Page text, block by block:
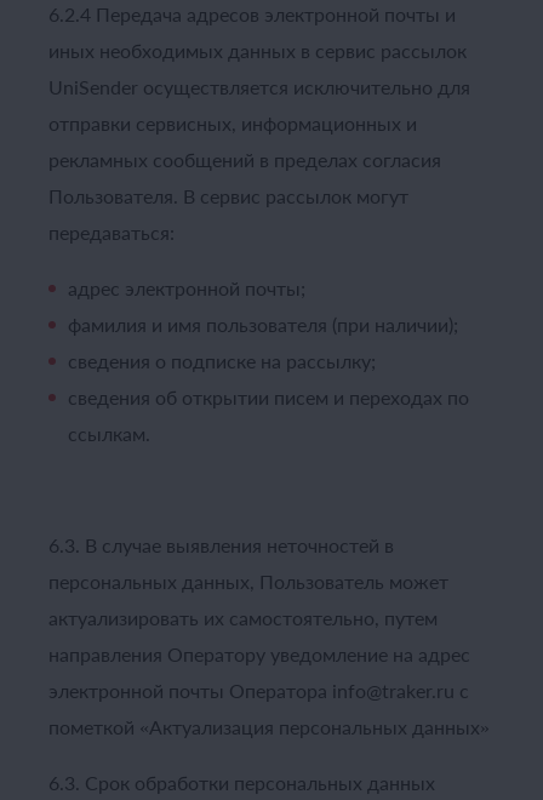
6.2.4 Передача адресов электронной почты и
иных необходимых данных в сервис рассылок
UniSender осуществляется исключительно для
отправки сервисных, информационных и
рекламных сообщений в пределах согласия
Пользователя. В сервис рассылок могут
передаваться:
адрес электронной почты;
фамилия и имя пользователя (при наличии);
сведения о подписке на рассылку;
сведения об открытии писем и переходах по
ссылкам.
6.3. В случае выявления неточностей в
персональных данных, Пользователь может
актуализировать их самостоятельно, путем
направления Оператору уведомление на адрес
электронной почты Оператора info@traker.ru с
пометкой «Актуализация персональных данных»
6.3. Срок обработки персональных данных